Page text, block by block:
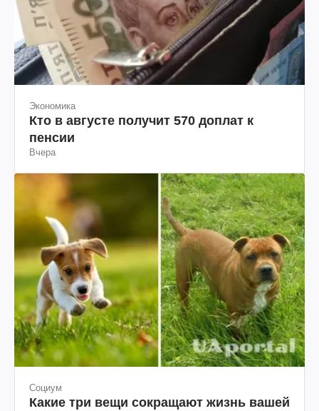
Экономика
Кто в августе получит 570 доплат к
пенсии
Вчера
Социум
Какие три вещи сокращают жизнь вашей